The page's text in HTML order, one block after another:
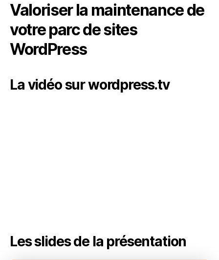
Valoriser la maintenance de
votre parc de sites
WordPress
La vidéo sur wordpress.tv
Les slides de la présentation